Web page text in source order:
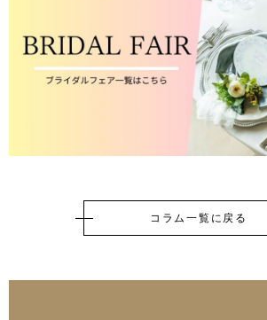
コラム一覧に戻る